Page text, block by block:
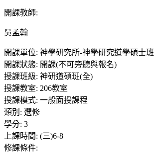
開課教師:
吳孟翰
開課單位: 神學研究所-神學研究道學碩士班
開課狀態: 開課(不可旁聽與報名)
授課班級: 神研道碩班(全)
授課教室: 206教室
授課模式: 一般面授課程
類別 : 選修
學分: 3
上課時間: (三)6-8
修課條件: